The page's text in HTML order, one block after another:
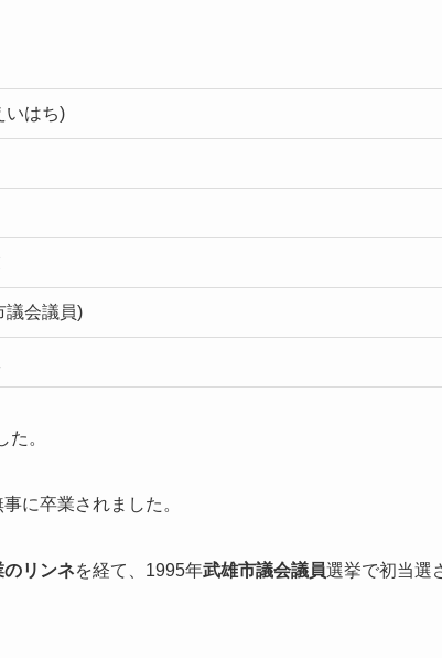
はち)
会議員)
た。
事に卒業されました。
リンネ を経て、1995年 武雄市議会議員選挙で初当選さ